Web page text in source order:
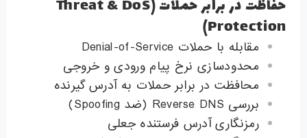
حفاظت در برابر حملات (Threat & DoS
Protection)
مقابله با حملات Denial-of-Service
محدودسازی نرخ پیام ورودی و خروجی
محافظت در برابر حملات به آدرس گیرنده
بررسی Reverse DNS (ضد Spoofing)
رمزنگاری آدرس فرستنده جعلی